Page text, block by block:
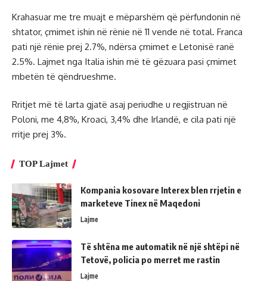
Krahasuar me tre muajt e mëparshëm që përfundonin në
shtator, çmimet ishin në rënie në 11 vende në total. Franca
pati një rënie prej 2.7%, ndërsa çmimet e Letonisë ranë
2.5%. Lajmet nga Italia ishin më të gëzuara pasi çmimet
mbetën të qëndrueshme.
Rritjet më të larta gjatë asaj periudhe u regjistruan në
Poloni, me 4,8%, Kroaci, 3,4% dhe Irlandë, e cila pati një
rritje prej 3%.
TOP Lajmet
Kompania kosovare Interex blen rrjetin e
marketeve Tinex në Maqedoni
Lajme
Të shtëna me automatik në një shtëpi në
Tetovë, policia po merret me rastin
Lajme